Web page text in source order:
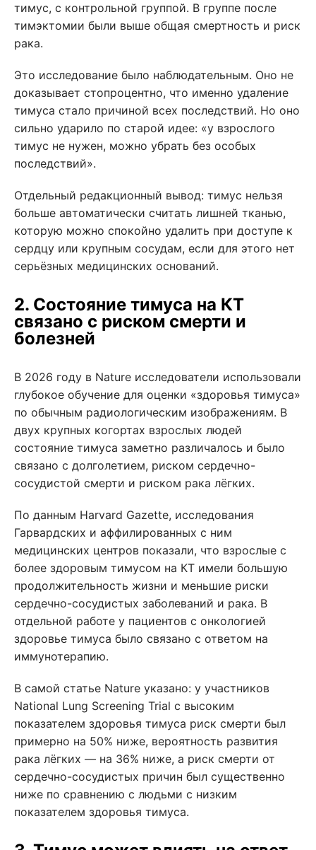
тимус, с контрольной группой. В группе после
тимэктомии были выше общая смертность и риск
рака.
Это исследование было наблюдательным. Оно не
доказывает стопроцентно, что именно удаление
тимуса стало причиной всех последствий. Но оно
сильно ударило по старой идее: «у взрослого
тимус не нужен, можно убрать без особых
последствий».
Отдельный редакционный вывод: тимус нельзя
больше автоматически считать лишней тканью,
которую можно спокойно удалить при доступе к
сердцу или крупным сосудам, если для этого нет
серьёзных медицинских оснований.
2. Состояние тимуса на КТ
связано с риском смерти и
болезней
В 2026 году в Nature исследователи использовали
глубокое обучение для оценки «здоровья тимуса»
по обычным радиологическим изображениям. В
двух крупных когортах взрослых людей
состояние тимуса заметно различалось и было
связано с долголетием, риском сердечно-
сосудистой смерти и риском рака лёгких.
По данным Harvard Gazette, исследования
Гарвардских и аффилированных с ним
медицинских центров показали, что взрослые с
более здоровым тимусом на КТ имели большую
продолжительность жизни и меньшие риски
сердечно-сосудистых заболеваний и рака. В
отдельной работе у пациентов с онкологией
здоровье тимуса было связано с ответом на
иммунотерапию.
В самой статье Nature указано: у участников
National Lung Screening Trial с высоким
показателем здоровья тимуса риск смерти был
примерно на 50% ниже, вероятность развития
рака лёгких — на 36% ниже, а риск смерти от
сердечно-сосудистых причин был существенно
ниже по сравнению с людьми с низким
показателем здоровья тимуса.